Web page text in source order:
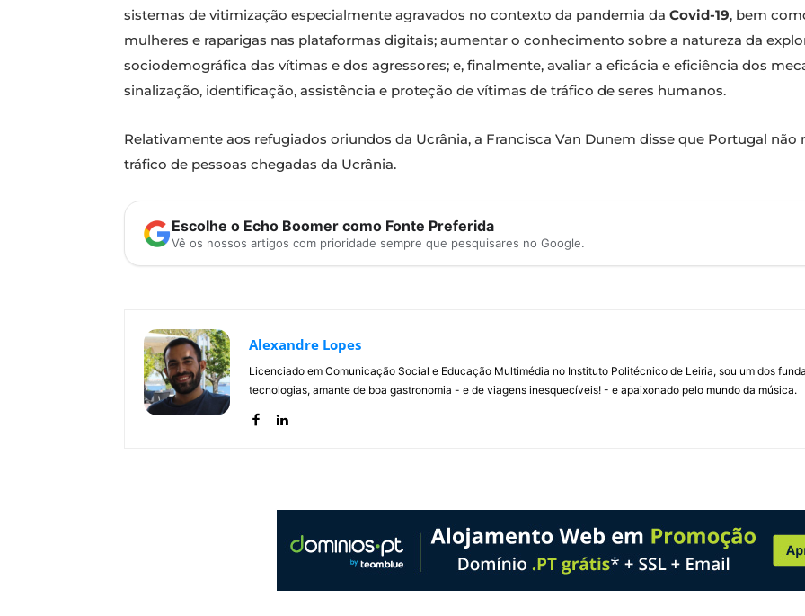
sistemas de vitimização especialmente agravados no contexto da pandemia da Covid-19, bem
mulheres e raparigas nas plataformas digitais; aumentar o conhecimento sobre a natureza da
sociodemográfica das vítimas e dos agressores; e, finalmente, avaliar a eficácia e eficiência dos
sinalização, identificação, assistência e proteção de vítimas de tráfico de seres humanos.
Relativamente aos refugiados oriundos da Ucrânia, a Francisca Van Dunem disse que Portugal
tráfico de pessoas chegadas da Ucrânia.
Escolhe o Echo Boomer como Fonte Preferida
Vê os nossos artigos com prioridade sempre que pesquisares no Google.
Alexandre Lopes
Licenciado em Comunicação Social e Educação Multimédia no Instituto Politécnico de Leiria, sou um dos
tecnologias, amante de boa gastronomia - e de viagens inesquecíveis! - e apaixonado pelo mundo da música.